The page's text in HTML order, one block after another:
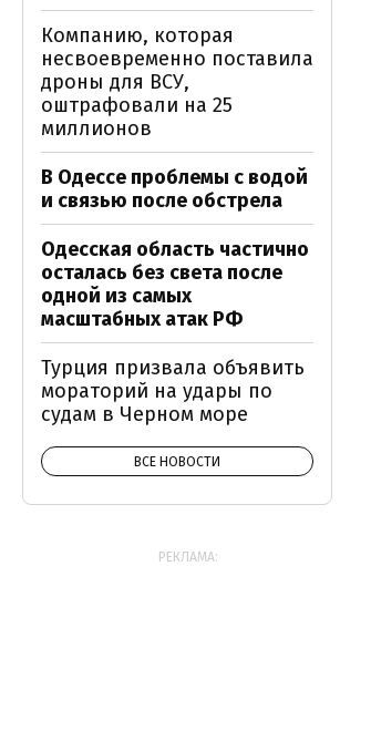
Компанию, которая
несвоевременно поставила
дроны для ВСУ,
оштрафовали на 25
миллионов
В Одессе проблемы с водой
и связью после обстрела
Одесская область частично
осталась без света после
одной из самых
масштабных атак РФ
Турция призвала объявить
мораторий на удары по
судам в Черном море
ВСЕ НОВОСТИ
РЕКЛАМА: